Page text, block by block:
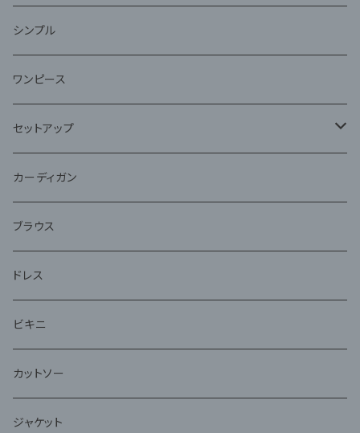
ファー
シンプル
ワンピース
セットアップ
ジャケット
アンサンブル
カーディガン
ブラウス
ドレス
ビキニ
カットソー
ジャケット